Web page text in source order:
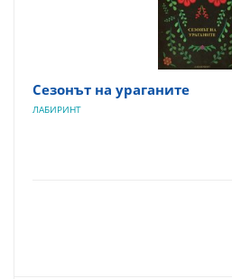
Сезонът на ураганите
ЛАБИРИНТ